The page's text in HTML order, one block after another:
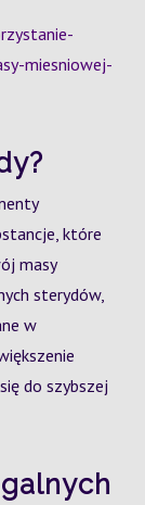
miesniowej-
które
masy
sterydów,
w
do szybszej